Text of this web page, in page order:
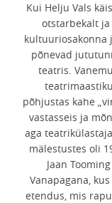
Kui Helju Vals
otstarbekalt
kultuuriosakonna
põnevad
teatris.
põhjustas kahe
vastasseis ja
aga
mälestustes oli
Jaan
Vanapagana,
etendus, mis